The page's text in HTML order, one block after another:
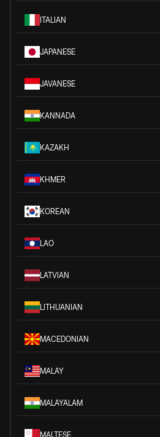
ITALIAN
JAPANESE
JAVANESE
KANNADA
KAZAKH
KHMER
KOREAN
LAO
LATVIAN
LITHUANIAN
MACEDONIAN
MALAY
MALAYALAM
MALTESE